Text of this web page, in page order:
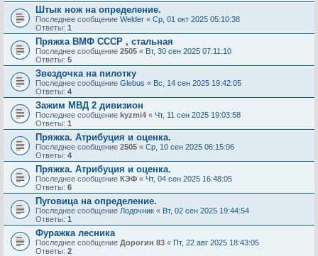
Штык нож на определение.
Последнее сообщение Welder « Ср, 01 окт 2025 05:10:38
Ответы: 1
Пряжка ВМФ СССР , стальная
Последнее сообщение 2505 « Вт, 30 сен 2025 07:11:10
Ответы: 5
Звездочка на пилотку
Последнее сообщение Glebus « Вс, 14 сен 2025 19:42:05
Ответы: 4
Зажим МВД 2 дивизион
Последнее сообщение kyzmi4 « Чт, 11 сен 2025 19:03:58
Ответы: 1
Пряжка. Атрибуция и оценка.
Последнее сообщение 2505 « Ср, 10 сен 2025 06:15:06
Ответы: 4
Пряжка. Атрибуция и оценка.
Последнее сообщение КЭФ « Чт, 04 сен 2025 16:48:05
Ответы: 6
Пуговица на определение.
Последнее сообщение Лодочник « Вт, 02 сен 2025 19:44:54
Ответы: 1
Фуражка лесника
Последнее сообщение Дорогин 83 « Пт, 22 авг 2025 18:43:05
Ответы: 2